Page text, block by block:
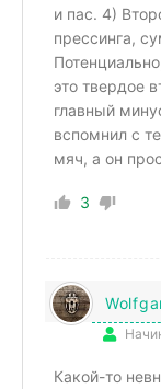
и пас. 4)
прессинга,
это твердое
главный
вспомнил с
мяч, а он
3
Какой-то